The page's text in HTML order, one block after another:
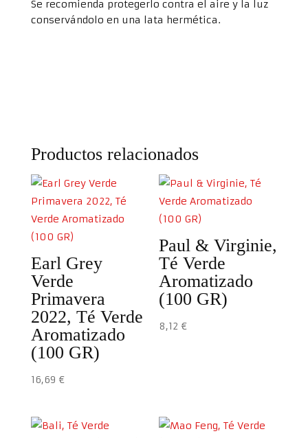
Se recomienda protegerlo contra el aire y la luz
conservándolo en una lata hermética.
Productos relacionados
Earl Grey
Verde
Primavera
2022, Té Verde
Aromatizado
(100 GR)
16,69 €
Paul & Virginie,
Té Verde
Aromatizado
(100 GR)
8,12€